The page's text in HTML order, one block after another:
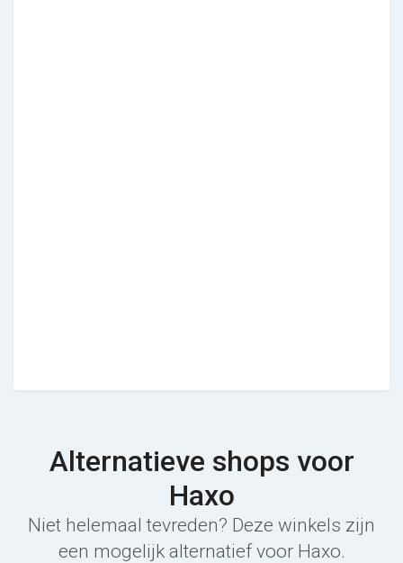
Alternatieve shops voor
Haxo
Niet helemaal tevreden? Deze winkels zijn
een mogelijk alternatief voor Haxo.